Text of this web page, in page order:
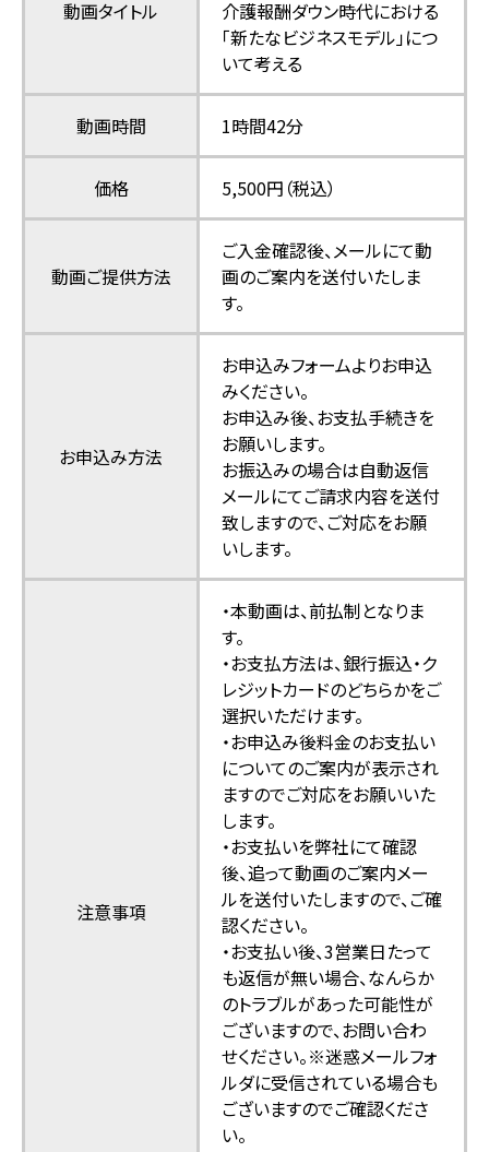
動画タイトル
介護報酬ダウン時代における
「新たなビジネスモデル」につ
いて考える
動画時間 1時間42分
価格 5,500円（税込）
動画ご提供方法
ご入金確認後、メールにて動
画のご案内を送付いたしま
す。
お申込み方法
お申込みフォームよりお申込
みください。
お申込み後、お支払手続きを
お願いします。
お振込みの場合は自動返信
メールにてご請求内容を送付
致しますので、ご対応をお願
いします。
注意事項
・本動画は、前払制となりま
す。
・お支払方法は、銀行振込・ク
レジットカードのどちらかをご
選択いただけます。
・お申込み後料金のお支払い
についてのご案内が表示され
ますのでご対応をお願いいた
します。
・お支払いを弊社にて確認
後、追って動画のご案内メー
ルを送付いたしますので、ご確
認ください。
・お支払い後、3営業日たって
も返信が無い場合、なんらか
のトラブルがあった可能性が
ございますので、お問い合わ
せください。※迷惑メールフォ
ルダに受信されている場合も
ございますのでご確認くださ
い。